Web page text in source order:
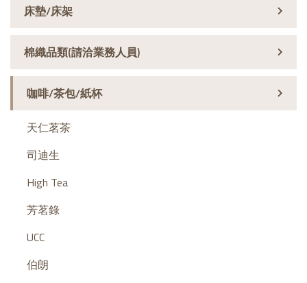
床墊/床架
棉織品類(請洽業務人員)
咖啡/茶包/紙杯
天仁茗茶
司迪生
High Tea
芳茗錄
UCC
伯朗